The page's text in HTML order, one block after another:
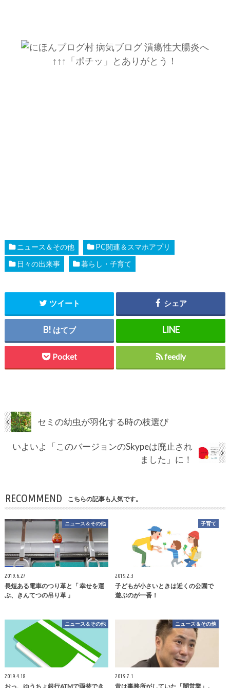
↑↑↑「ポチッ」とありがとう！
ニュース＆その他
PC関連＆スマホアプリ
日々の出来事
暮らし・子育て
ツイート シェア
はてブ
Pocket feedly
セミの幼虫が羽化する時の枝選び
いよいよ「このバージョンのSkypeは廃止され
ました」に！
RECOMMEND こちらの記事も人気です。
ニュース＆その他
2019.6.27
長短ある電車のつり革と「 幸せを運
ぶ、きんてつの吊り革 」
子育て
2019.2.3
子どもが小さいときは近くの公園で
遊ぶのが一番！
ニュース＆その他
2019.4.18
おっ、ゆうちょ銀行ATMで両替でき
ニュース＆その他
2019.7.1
昔は事務所がしていた「闇営業」。